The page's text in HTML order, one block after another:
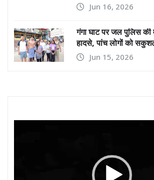
Jun 16, 2026
गंगा घाट पर जल पुलिस
हादसे, पांच लोगों को
Jun 15, 2026